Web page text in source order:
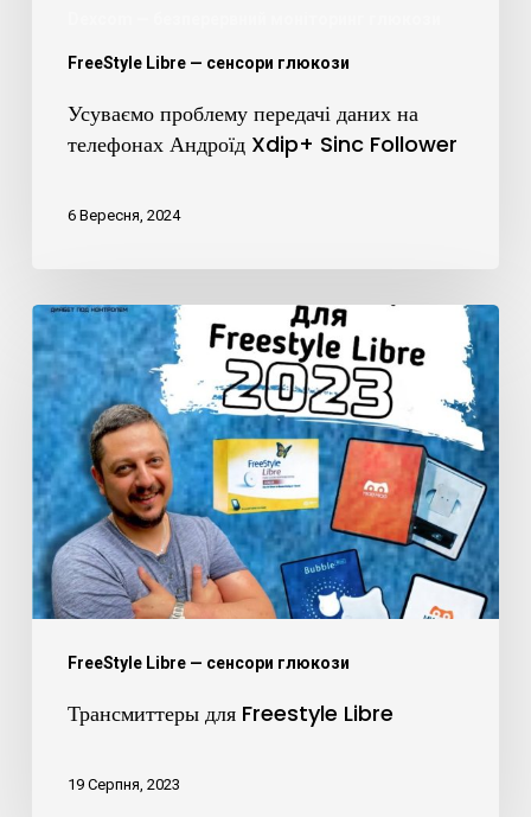
FreeStyle Libre — сенсори глюкози
Усуваємо проблему передачі даних на
телефонах Андроїд Xdip+ Sinc Follower
6 Вересня, 2024
FreeStyle Libre — сенсори глюкози
Трансмиттеры
для
Freestyle
Libre
Трансмиттеры для Freestyle Libre
19 Серпня, 2023